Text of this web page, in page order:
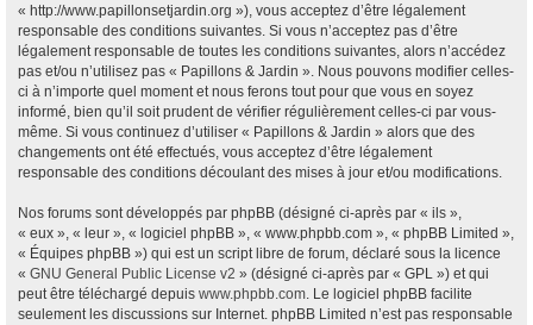
« http://www.papillonsetjardin.org »), vous acceptez d’être légalement
responsable des conditions suivantes. Si vous n’acceptez pas d’être
légalement responsable de toutes les conditions suivantes, alors n’accédez
pas et/ou n’utilisez pas « Papillons & Jardin ». Nous pouvons modifier celles-
ci à n’importe quel moment et nous ferons tout pour que vous en soyez
informé, bien qu’il soit prudent de vérifier régulièrement celles-ci par vous-
même. Si vous continuez d’utiliser « Papillons & Jardin » alors que des
changements ont été effectués, vous acceptez d’être légalement
responsable des conditions découlant des mises à jour et/ou modifications.
Nos forums sont développés par phpBB (désigné ci-après par « ils »,
« eux », « leur », « logiciel phpBB », « www.phpbb.com », « phpBB Limited »,
« Équipes phpBB ») qui est un script libre de forum, déclaré sous la licence
« GNU General Public License v2 » (désigné ci-après par « GPL ») et qui
peut être téléchargé depuis www.phpbb.com. Le logiciel phpBB facilite
seulement les discussions sur Internet. phpBB Limited n’est pas responsable